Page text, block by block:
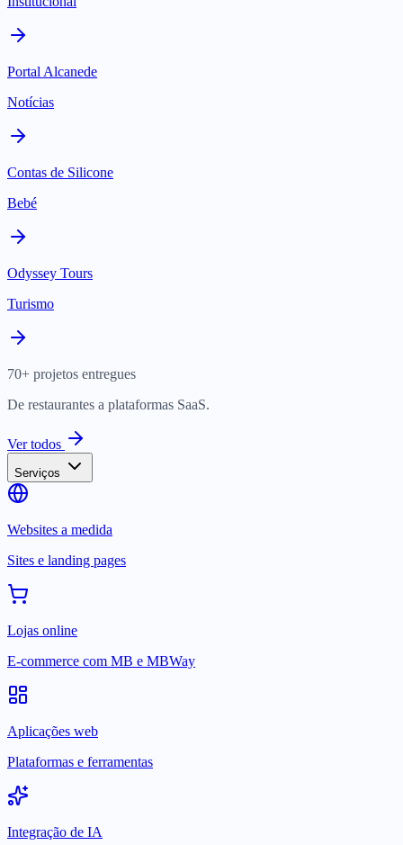
Portal Alcanede
Notícias
Contas de Silicone
Bebé
Odyssey Tours
Turismo
70+ projetos entregues
De restaurantes a plataformas SaaS.
Ver todos
Serviços
Websites a medida
Sites e landing pages
Lojas online
E-commerce com MB e MBWay
Aplicações web
Plataformas e ferramentas
Integração de IA